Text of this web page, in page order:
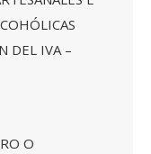
DEL IVA –
O